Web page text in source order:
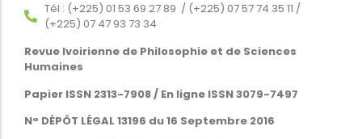
Tél : (+225) 01 53 69 27 89 / (+225) 07 57 74 35 11 /
(+225) 07 47 93 73 34
Revue Ivoirienne de Philosophie et de Sciences
Humaines
Papier ISSN 2313-7908 / En ligne ISSN 3079-7497
N° DÉPÔT LÉGAL 13196 du 16 Septembre 2016